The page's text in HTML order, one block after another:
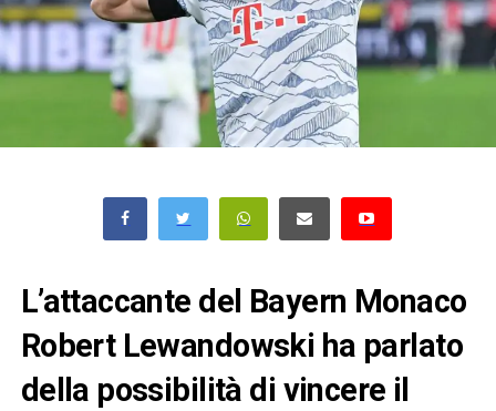
L’attaccante del Bayern Monaco
Robert Lewandowski ha parlato
della possibilità di vincere il